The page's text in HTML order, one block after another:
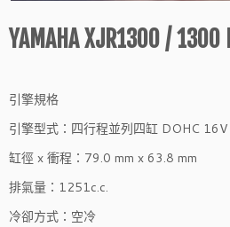
YAMAHA XJR1300 /
引擎規格
引擎型式：四行程並列四缸 DOHC 16V
缸徑 x 衝程：79.0 mm x 63.8 mm
排氣量：1251c.c.
冷卻方式：空冷